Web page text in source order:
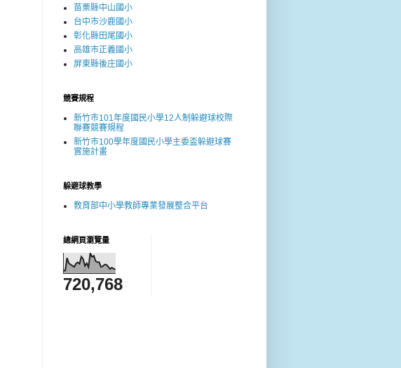
苗栗縣中山國小
台中市沙鹿國小
彰化縣田尾國小
高雄市正義國小
屏東縣後庄國小
競賽規程
新竹市101年度國民小學12人制躲避球校際
聯賽競賽規程
新竹市100學年度國民小學主委盃躲避球賽
實施計畫
躲避球教學
教育部中小學教師專業發展整合平台
總網頁瀏覽量
720,768